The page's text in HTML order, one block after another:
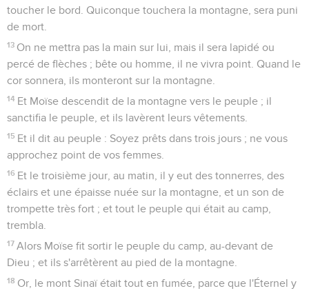
toucher le bord. Quiconque touchera la montagne, sera puni
de mort.
13 On ne mettra pas la main sur lui, mais il sera lapidé ou
percé de flèches ; bête ou homme, il ne vivra point. Quand le
cor sonnera, ils monteront sur la montagne.
14 Et Moïse descendit de la montagne vers le peuple ; il
sanctifia le peuple, et ils lavèrent leurs vêtements.
15 Et il dit au peuple : Soyez prêts dans trois jours ; ne vous
approchez point de vos femmes.
16 Et le troisième jour, au matin, il y eut des tonnerres, des
éclairs et une épaisse nuée sur la montagne, et un son de
trompette très fort ; et tout le peuple qui était au camp,
trembla.
17 Alors Moïse fit sortir le peuple du camp, au-devant de
Dieu ; et ils s'arrêtèrent au pied de la montagne.
18 Or, le mont Sinaï était tout en fumée, parce que l'Éternel y